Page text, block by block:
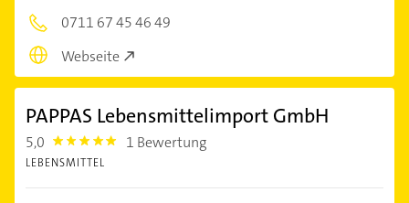
0711 67 45 46 49
Webseite
PAPPAS Lebensmittelimport GmbH
5,0 5.0 1 Bewertung
LEBENSMITTEL